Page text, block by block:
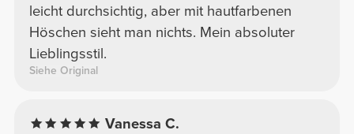
leicht durchsichtig, aber mit hautfarbenen
Höschen sieht man nichts. Mein absoluter
Lieblingsstil.
Siehe Original
Vanessa C.